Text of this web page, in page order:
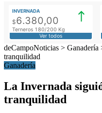
INVERNADA
$6.380,00
Terneros 180/200 Kg
Ver todos
deCampoNoticias > Ganadería
tranquilidad
Ganadería
La Invernada
tranquilidad